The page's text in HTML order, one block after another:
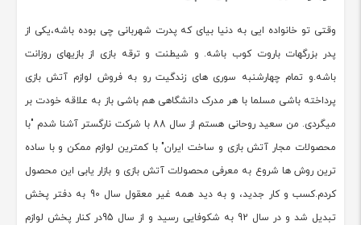
وقتی تو خانواده ایی به دنیا بیای که پدرت شهربانی چی بوده باشه،یکی از
پدر بزرگهات باروت کوب باشه. و شیطنت و ترقه بازی از بازیهای روزانت
باشه.و تمام چهارشنبه سوری های زندگیت رو به فروش لوازم آتش بازی
پرداخته باشی مسلما با هر مدرک دانشگاهی هم باشی باز به علاقه خودت بر
میگردی. من سعید روحانی هستم از سال 88 با شرکت نارگستر آشنا شدم "با
محصولات مجار آتش بازی و ساخت ایران" با کمترین لوازم ممکن و با ساده
ترین روش ها شروع به معرفی محصولات آتش بازی و بازار یابی این محصول
کردم.کسب و کار جدید، و به دید همه غیر معقول سال 90 به دفتر پخش
تبدیل شد و در سال 92 به شکوفایی رسید و از سال 95در کنار پخش لوازم